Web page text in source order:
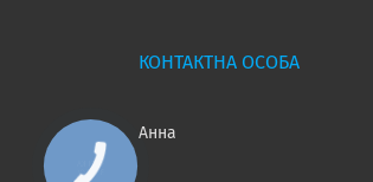
Анна
КНОПКА
ЗВ'ЯЗКУ